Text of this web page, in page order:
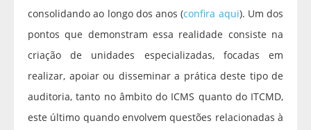
consolidando ao longo dos anos (confira aqui). Um dos
pontos que demonstram essa realidade consiste na
criação de unidades especializadas, focadas em
realizar, apoiar ou disseminar a prática deste tipo de
auditoria, tanto no âmbito do ICMS quanto do ITCMD,
este último quando envolvem questões relacionadas à